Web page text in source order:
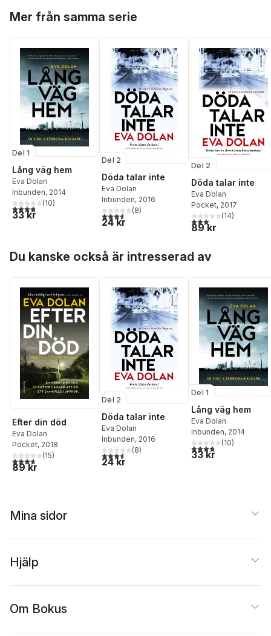
Mer från samma serie
Del 1
Lång väg hem
Eva Dolan
Inbunden, 2014
3,8utav 5 stjärnor. Totalt antal röster:
(10)
33 kr
Del 2
Döda talar inte
Eva Dolan
Inbunden, 2016
3,6utav 5 stjärnor. Totalt antal röster:
(8)
24 kr
Del 2
Döda talar inte
Eva Dolan
Pocket, 2017
3,0utav 5 stjärnor.
(14)
89 kr
Du kanske också är intresserad av
Efter din död
Eva Dolan
Pocket, 2018
3,7utav 5 stjärnor. Totalt antal röster:
(15)
89 kr
Del 2
Döda talar inte
Eva Dolan
Inbunden, 2016
3,6utav 5 stjärnor. Totalt antal röster:
(8)
24 kr
Del 1
Lång väg hem
Eva Dolan
Inbunden, 2014
3,8utav 5 stjärnor.
(10)
33 kr
Mina sidor
Hjälp
Om Bokus